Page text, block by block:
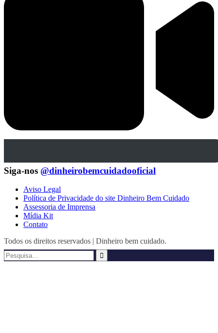
Siga-nos @dinheirobemcuidadooficial
Aviso Legal
Política de Privacidade do site Dinheiro Bem Cuidado
Assessoria de Imprensa
Mídia Kit
Contato
Todos os direitos reservados | Dinheiro bem cuidado.